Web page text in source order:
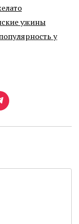
ужины
у